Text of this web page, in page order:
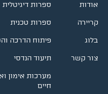
אודות
קריירה
בלוג
צור קשר
ספרות דיגיטלית
ספרות טכנית
פיתוח הדרכה
תיעוד הנדסי
מערכות אימון
חיים